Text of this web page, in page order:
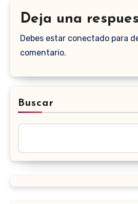
Deja una
Debes estar conectado para
comentario.
Buscar